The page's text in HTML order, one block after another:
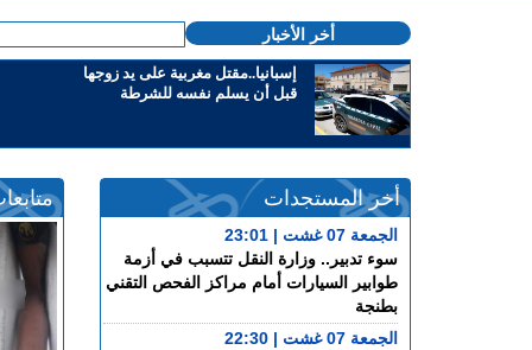
أخر الأخبار
إسبانيا..مقتل مغربية على يد زوجها
قبل أن يسلم نفسه للشرطة
أخر المستجدات
الجمعة 07 غشت | 23:01
سوء تدبير.. وزارة النقل تتسبب في أزمة
طوابير السيارات أمام مراكز الفحص التقني
بطنجة
الجمعة 07 غشت | 22:30